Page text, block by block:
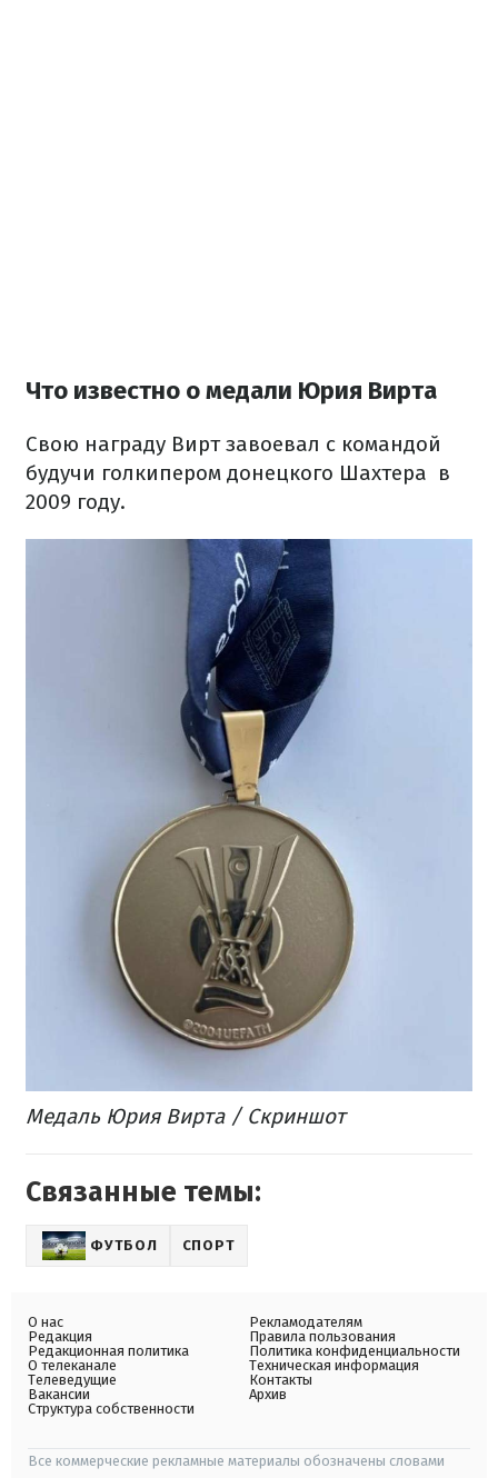
Что известно о медали Юрия Вирта
Свою награду Вирт завоевал с командой
будучи голкипером донецкого Шахтера в
2009 году.
Медаль Юрия Вирта / Скриншот
Связанные темы:
ФУТБОЛ СПОРТ
О нас
Редакция
Редакционная политика
О телеканале
Телеведущие
Вакансии
Структура собственности
Рекламодателям
Правила пользования
Политика конфиденциальности
Техническая информация
Контакты
Архив
Все коммерческие рекламные материалы обозначены словами